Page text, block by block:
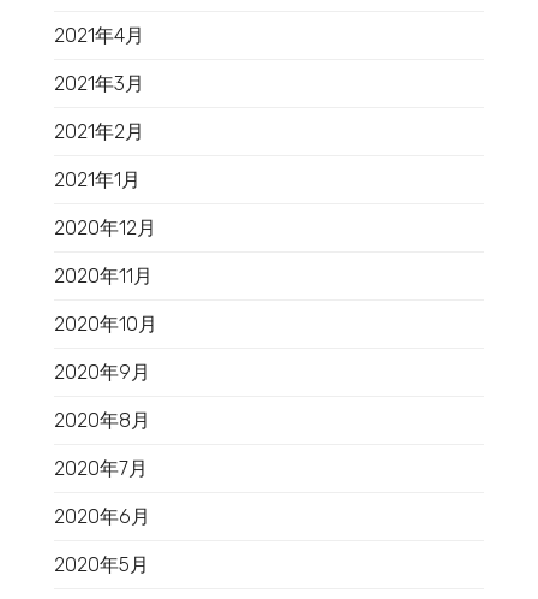
2021年4月
2021年3月
2021年2月
2021年1月
2020年12月
2020年11月
2020年10月
2020年9月
2020年8月
2020年7月
2020年6月
2020年5月